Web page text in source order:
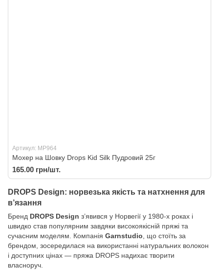
Артикул: MP964
Мохер на Шовку Drops Kid Silk Пудровий 25г
165.00 грн/шт.
DROPS Design: норвезька якість та натхнення для
в’язання
Бренд DROPS Design з’явився у Норвегії у 1980-х роках і
швидко став популярним завдяки високоякісній пряжі та
сучасним моделям. Компанія Garnstudio, що стоїть за
брендом, зосередилася на використанні натуральних волокон
і доступних цінах — пряжа DROPS надихає творити
власноруч.